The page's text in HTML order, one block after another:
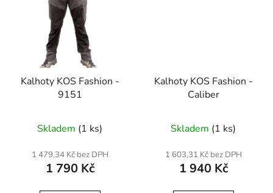
Kalhoty KOS Fashion -
9151
Skladem (1 ks)
1 479,34 Kč bez DPH
1 790 Kč
Kalhoty KOS Fashion -
Caliber
Skladem (1 ks)
1 603,31 Kč bez DPH
1 940 Kč